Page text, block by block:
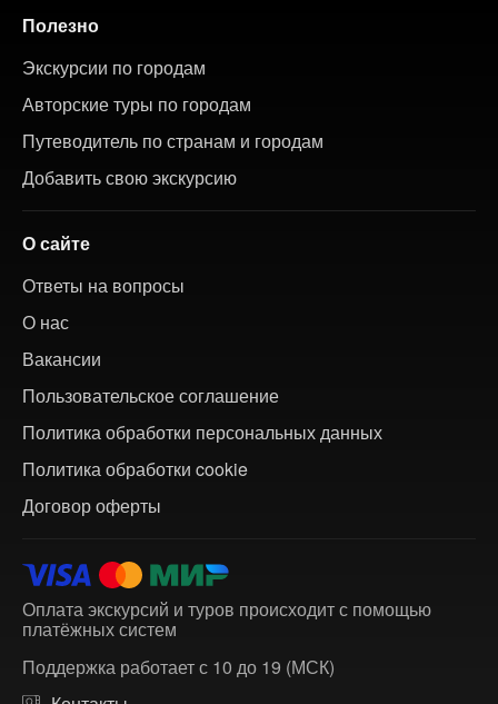
Полезно
Экскурсии по городам
Авторские туры по городам
Путеводитель по странам и городам
Добавить свою экскурсию
О сайте
Ответы на вопросы
О нас
Вакансии
Пользовательское соглашение
Политика обработки персональных данных
Политика обработки cookie
Договор оферты
Оплата экскурсий и туров происходит с помощью
платёжных систем
Поддержка работает с 10 до 19 (МСК)